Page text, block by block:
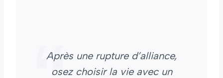
Après une rupture d’alliance,
osez choisir la vie avec un